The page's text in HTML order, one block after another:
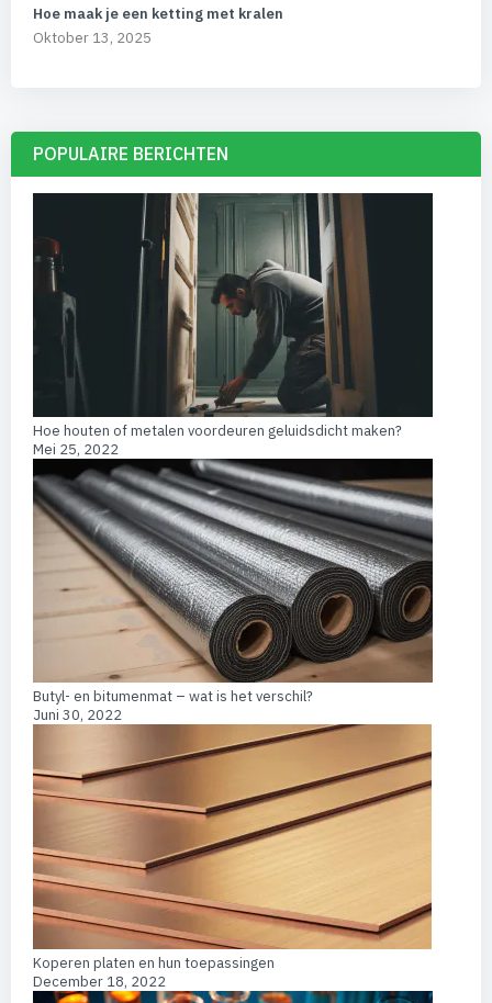
Hoe maak je een ketting met kralen
Oktober 13, 2025
POPULAIRE BERICHTEN
Hoe houten of metalen voordeuren geluidsdicht maken?
Mei 25, 2022
Butyl- en bitumenmat – wat is het verschil?
Juni 30, 2022
Koperen platen en hun toepassingen
December 18, 2022